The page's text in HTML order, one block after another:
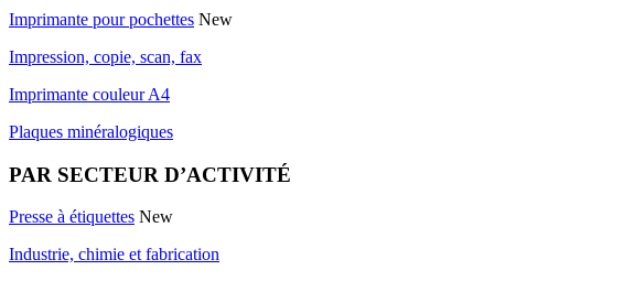
Imprimante pour pochettes New
Impression, copie, scan, fax
Imprimante couleur A4
Plaques minéralogiques
PAR SECTEUR D’ACTIVITÉ
Presse à étiquettes New
Industrie, chimie et fabrication